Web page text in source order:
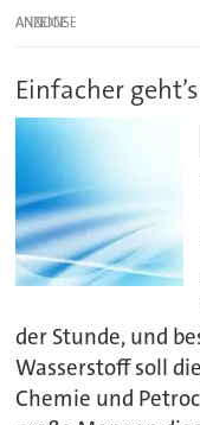
ANZEIGE
Einfacher
der Stunde, und
Wasserstoff soll
Chemie und